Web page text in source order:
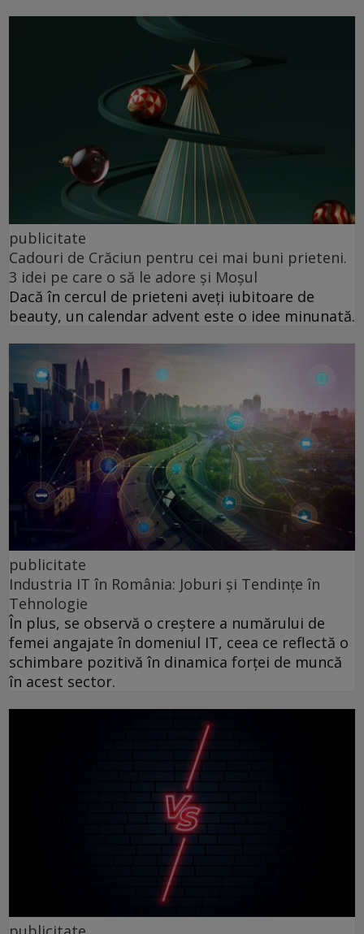
publicitate
Cadouri de Crăciun pentru cei mai buni prieteni.
3 idei pe care o să le adore și Moșul
Dacă în cercul de prieteni aveți iubitoare de
beauty, un calendar advent este o idee minunată.
publicitate
Industria IT în România: Joburi și Tendințe în
Tehnologie
În plus, se observă o creștere a numărului de
femei angajate în domeniul IT, ceea ce reflectă o
schimbare pozitivă în dinamica forței de muncă
în acest sector.